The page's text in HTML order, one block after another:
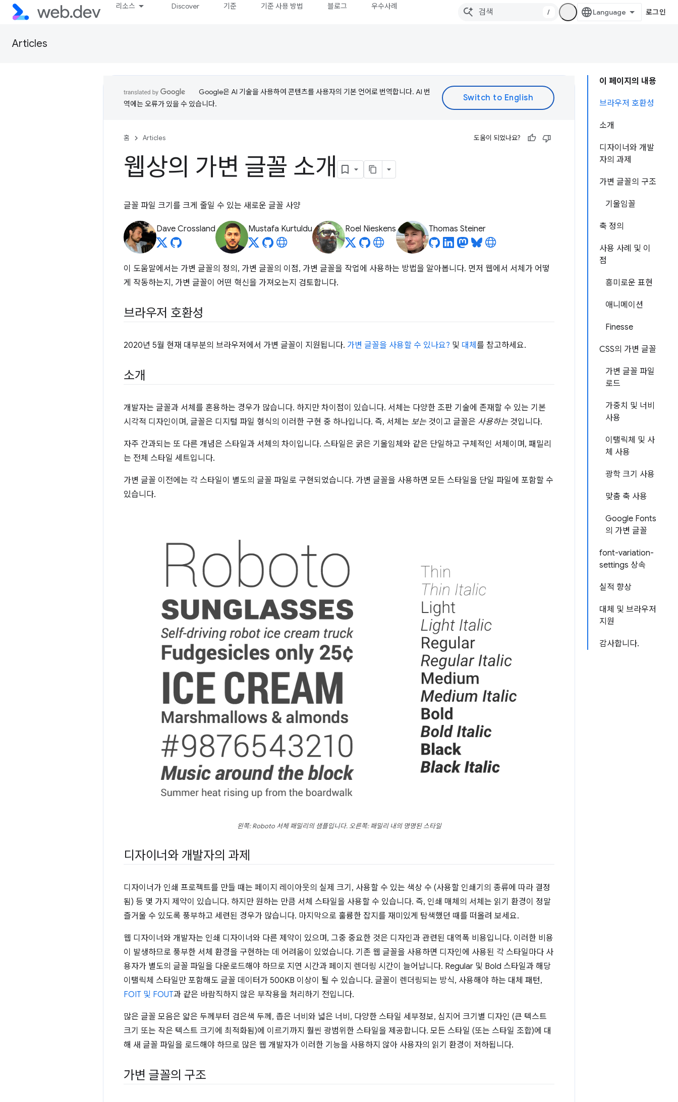
리소스 Discover 기준 기준 사용 방법 블로그 우수사례
/ 로그인
Articles
이 페이지의 내용
브라우저 호환성
소개
디자이너와 개발
자의 과제
가변 글꼴의 구조
기울임꼴
축 정의
사용 사례 및 이
점
흥미로운 표현
애니메이션
Finesse
CSS의 가변 글꼴
가변 글꼴 파일
로드
가중치 및 너비
사용
이탤릭체 및 사
체 사용
광학 크기 사용
맞춤 축 사용
Google Fonts
의 가변 글꼴
font-variation-
settings 상속
실적 향상
대체 및 브라우저
지원
감사합니다.
Google은 AI 기술을 사용하여 콘텐츠를 사용자의 기본 언어로 번역합니다. AI 번
역에는 오류가 있을 수 있습니다.
홈 Articles 도움이 되었나요?
웹상의 가변 글꼴 소개
글꼴 파일 크기를 크게 줄일 수 있는 새로운 글꼴 사양
Dave Crossland Mustafa Kurtuldu Roel Nieskens Thomas Steiner
이 도움말에서는 가변 글꼴의 정의, 가변 글꼴의 이점, 가변 글꼴을 작업에 사용하는 방법을 알아봅니다. 먼저 웹에서 서체가 어떻
게 작동하는지, 가변 글꼴이 어떤 혁신을 가져오는지 검토합니다.
브라우저 호환성
2020년 5월 현재 대부분의 브라우저에서 가변 글꼴이 지원됩니다. 가변 글꼴을 사용할 수 있나요? 및 대체 를 참고하세요.
소개
개발자는 글꼴과 서체를 혼용하는 경우가 많습니다. 하지만 차이점이 있습니다. 서체는 다양한 조판 기술에 존재할 수 있는 기본
시각적 디자인이며, 글꼴은 디지털 파일 형식의 이러한 구현 중 하나입니다. 즉, 서체는 보는것이고 글꼴은 사용하는것입니다.
자주 간과되는 또 다른 개념은 스타일과 서체의 차이입니다. 스타일은 굵은 기울임체와 같은 단일하고 구체적인 서체이며, 패밀리
는 전체 스타일 세트입니다.
가변 글꼴 이전에는 각 스타일이 별도의 글꼴 파일로 구현되었습니다. 가변 글꼴을 사용하면 모든 스타일을 단일 파일에 포함할 수
있습니다.
왼쪽: Roboto 서체 패밀리의 샘플입니다. 오른쪽: 패밀리 내의 명명된 스타일
디자이너와 개발자의 과제
디자이너가 인쇄 프로젝트를 만들 때는 페이지 레이아웃의 실제 크기, 사용할 수 있는 색상 수 (사용할 인쇄기의 종류에 따라 결정
됨) 등 몇 가지 제약이 있습니다. 하지만 원하는 만큼 서체 스타일을 사용할 수 있습니다. 즉, 인쇄 매체의 서체는 읽기 환경이 정말
즐거울 수 있도록 풍부하고 세련된 경우가 많습니다. 마지막으로 훌륭한 잡지를 재미있게 탐색했던 때를 떠올려 보세요.
웹 디자이너와 개발자는 인쇄 디자이너와 다른 제약이 있으며, 그중 중요한 것은 디자인과 관련된 대역폭 비용입니다. 이러한 비용
이 발생하므로 풍부한 서체 환경을 구현하는 데 어려움이 있었습니다. 기존 웹 글꼴을 사용하면 디자인에 사용된 각 스타일마다 사
용자가 별도의 글꼴 파일을 다운로드해야 하므로 지연 시간과 페이지 렌더링 시간이 늘어납니다. Regular 및 Bold 스타일과 해당
이탤릭체 스타일만 포함해도 글꼴 데이터가 500KB 이상이 될 수 있습니다. 글꼴이 렌더링되는 방식, 사용해야 하는 대체 패턴,
FOIT 및 FOUT과 같은 바람직하지 않은 부작용을 처리하기 전입니다.
많은 글꼴 모음은 얇은 두께부터 검은색 두께, 좁은 너비와 넓은 너비, 다양한 스타일 세부정보, 심지어 크기별 디자인 (큰 텍스트
크기 또는 작은 텍스트 크기에 최적화됨)에 이르기까지 훨씬 광범위한 스타일을 제공합니다. 모든 스타일 (또는 스타일 조합)에 대
해 새 글꼴 파일을 로드해야 하므로 많은 웹 개발자가 이러한 기능을 사용하지 않아 사용자의 읽기 환경이 저하됩니다.
가변 글꼴의 구조